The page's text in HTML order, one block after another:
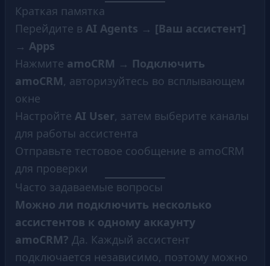
Краткая памятка
Перейдите в AI Agents → [Ваш ассистент]
→ Apps
Нажмите amoCRM → Подключить
amoCRM, авторизуйтесь во всплывающем
окне
Настройте AI User, затем выберите каналы
для работы ассистента
Отправьте тестовое сообщение в amoCRM
для проверки
Часто задаваемые вопросы
Можно ли подключить несколько
ассистентов к одному аккаунту
amoCRM? Да. Каждый ассистент
подключается независимо, поэтому можно